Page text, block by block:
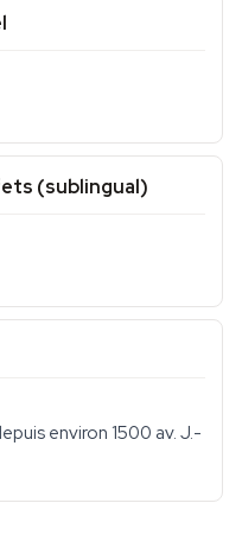
(sublingual)
environ 1500 av. J.-